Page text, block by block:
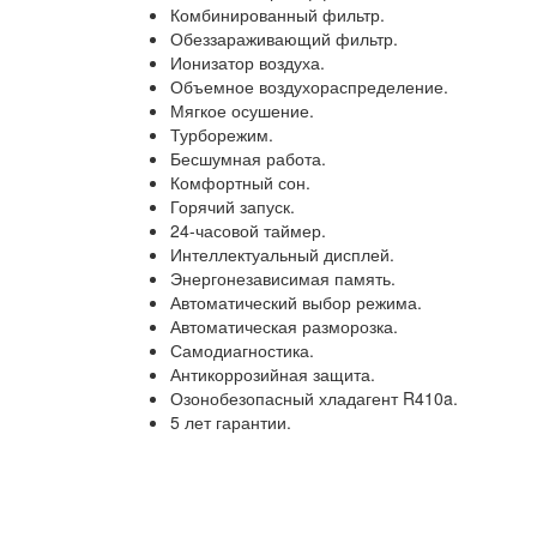
Комбинированный фильтр.
Обеззараживающий фильтр.
Ионизатор воздуха.
Объемное воздухораспределение.
Мягкое осушение.
Турборежим.
Бесшумная работа.
Комфортный сон.
Горячий запуск.
24-часовой таймер.
Интеллектуальный дисплей.
Энергонезависимая память.
Автоматический выбор режима.
Автоматическая разморозка.
Самодиагностика.
Антикоррозийная защита.
Озонобезопасный хладагент R410a.
5 лет гарантии.